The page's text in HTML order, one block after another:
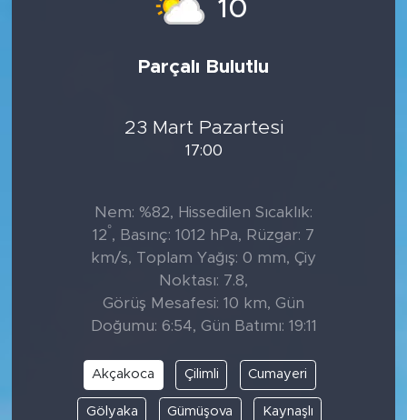
10
Parçalı Bulutlu
23 Mart Pazartesi
17:00
Nem: %82, Hissedilen Sıcaklık:
12°, Basınç: 1012 hPa, Rüzgar: 7
km/s, Toplam Yağış: 0 mm, Çiy
Noktası: 7.8,
Görüş Mesafesi: 10 km, Gün
Doğumu: 6:54, Gün Batımı: 19:11
Akçakoca Çilimli Cumayeri
Gölyaka Gümüşova Kaynaşlı